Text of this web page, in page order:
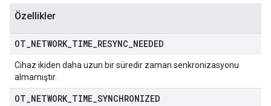
Özellikler
OT NETWORK_ TIME RESYNC NEEDED
Cihaz ikiden daha uzun bir süredir zaman senkronizasyonu
almamıştır.
OT NETWORK_ TIME SYNCHRONIZED